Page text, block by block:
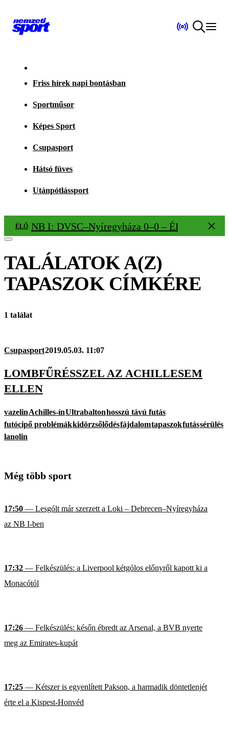
Friss hírek napi bontásban
Sportműsor
Képes Sport
Csupasport
Hátsó füves
Utánpótlássport
ÉLŐ NB I: DVSC–Nyíregyháza 0–0 – ÉLŐ!
TALÁLATOK A(Z)
TAPASZOKCÍMKÉRE
1 találat
Csupasport2019.05.03. 11:07
LOMBFŰRÉSSZEL AZ ACHILLESEM
ELLEN
vazelinAchilles-ínUltrabaltonhosszú távú futás
futócipő problémákkidörzsőlődésfájdalomtapaszokfutássérülés
lanolin
Még több sport
17:50 — Lesgólt már szerzett a Loki – Debrecen–Nyíregyháza
az NB I-ben
17:32 — Felkészülés: a Liverpool kétgólos előnyről kapott ki a
Monacótól
17:26 — Felkészülés: későn ébredt az Arsenal, a BVB nyerte
meg az Emirates-kupát
17:25 — Kétszer is egyenlített Pakson, a harmadik döntetlenjét
érte el a Kispest-Honvéd